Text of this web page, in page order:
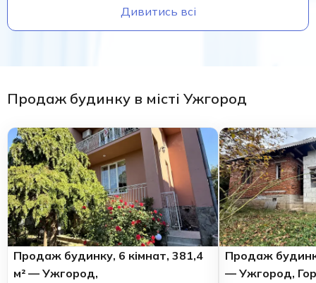
Дивитись всі
Продаж будинку в місті Ужгород
Продаж будинку, 6 кімнат, 381,4
м² — Ужгород,
Продаж
— Ужгород,